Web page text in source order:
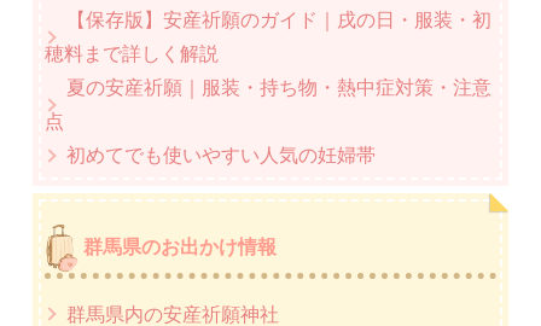
【保存版】安産祈願のガイド｜戌の日・服装・初
穂料まで詳しく解説
夏の安産祈願｜服装・持ち物・熱中症対策・注意
点
初めてでも使いやすい人気の妊婦帯
群馬県のお出かけ情報
群馬県内の安産祈願神社